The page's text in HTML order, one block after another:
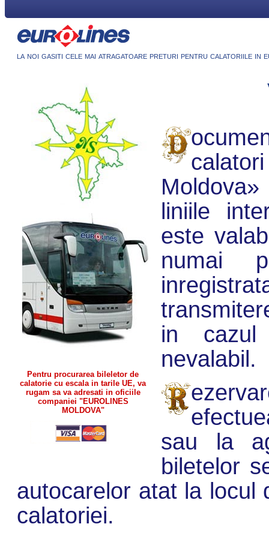
la noi gasiti cele mai atragatoare preturi pentru calatoriile in
Pentru procurarea bileletor de
calatorie cu escala in tarile UE, va
rugam sa va adresati in oficiile
companiei "EUROLINES
MOLDOVA"
liniile
este
numai
in cazul
nevalabil.
sau la
biletelor
autocarelor atat la locul
calatoriei.